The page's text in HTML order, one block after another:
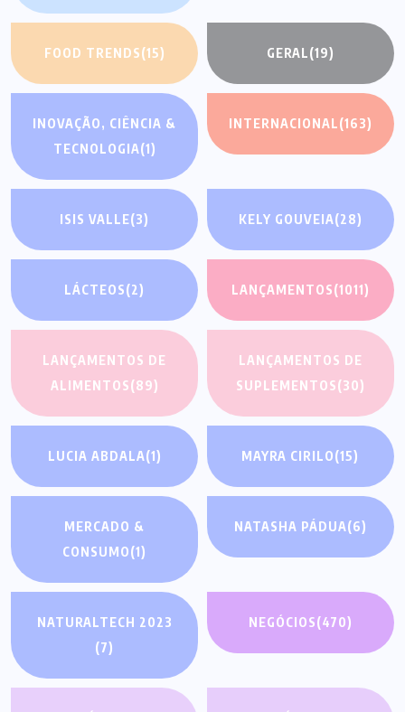
FOOD TRENDS(15) GERAL(19)
INOVAÇÃO, CIÊNCIA &
TECNOLOGIA(1)
INTERNACIONAL(163)
ISIS VALLE(3) KELY GOUVEIA(28)
LÁCTEOS(2) LANÇAMENTOS(1011)
LANÇAMENTOS DE
ALIMENTOS(89)
LANÇAMENTOS DE
SUPLEMENTOS(30)
LUCIA ABDALA(1) MAYRA CIRILO(15)
MERCADO &
CONSUMO(1)
NATASHA PÁDUA(6)
NATURALTECH 2023
(7)
NEGÓCIOS(470)